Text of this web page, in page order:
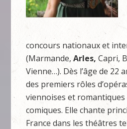
concours nationaux et
(Marmande,Arles, Capri,
Vienne…). Dès l’âge de 22
des premiers rôles
viennoises et romantiques
comiques. Elle chante
France dans les théâtres